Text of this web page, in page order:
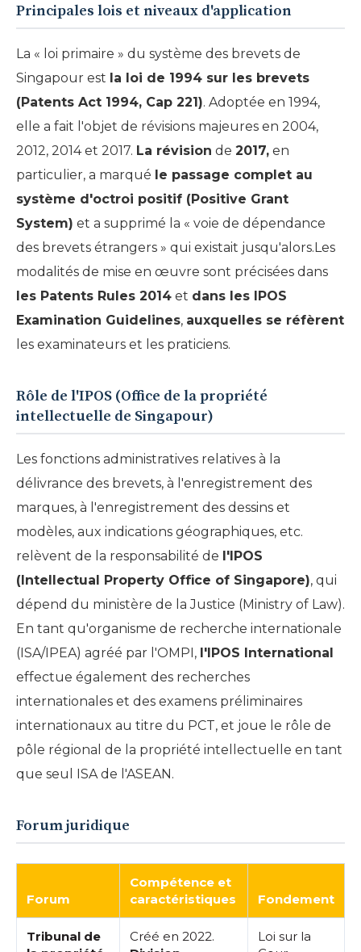
Principales lois et niveaux d'application
La « loi primaire » du système des brevets de
Singapour est la loi de 1994 sur les brevets
(Patents Act 1994, Cap 221). Adoptée en 1994,
elle a fait l'objet de révisions majeures en 2004,
2012, 2014 et 2017. La révision de 2017, en
particulier, a marqué le passage complet au
système d'octroi positif (Positive Grant
System) et a supprimé la « voie de dépendance
des brevets étrangers » qui existait jusqu'alors.Les
modalités de mise en œuvre sont précisées dans
les Patents Rules 2014 et dans les IPOS
Examination Guidelines, auxquelles se réfèrent
les examinateurs et les praticiens.
Rôle de l'IPOS (Office de la propriété
intellectuelle de Singapour)
Les fonctions administratives relatives à la
délivrance des brevets, à l'enregistrement des
marques, à l'enregistrement des dessins et
modèles, aux indications géographiques, etc.
relèvent de la responsabilité de l'IPOS
(Intellectual Property Office of Singapore), qui
dépend du ministère de la Justice (Ministry of Law).
En tant qu'organisme de recherche internationale
(ISA/IPEA) agréé par l'OMPI, l'IPOS International
effectue également des recherches
internationales et des examens préliminaires
internationaux au titre du PCT, et joue le rôle de
pôle régional de la propriété intellectuelle en tant
que seul ISA de l'ASEAN.
Forum juridique
Forum
Compétence et
caractéristiques
Fondement
Tribunal de
Créé en 2022.
Loi sur la